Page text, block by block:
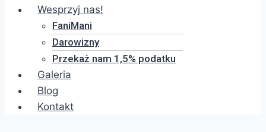
Wesprzyj nas!
FaniMani
Darowizny
Przekaż nam 1,5% podatku
Galeria
Blog
Kontakt